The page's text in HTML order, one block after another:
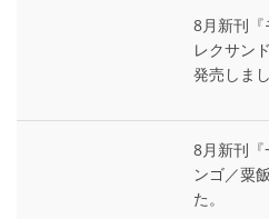
8月新刊
レクサン
発売しまし
8月新刊
ンゴ／粟
た。